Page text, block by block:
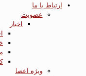
ارتباط با ما
عضویت
اخبار
ویژه اعضا